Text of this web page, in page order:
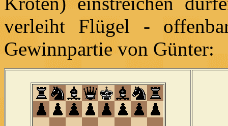
verleiht Flügel -
Gewinnpartie von Günter: